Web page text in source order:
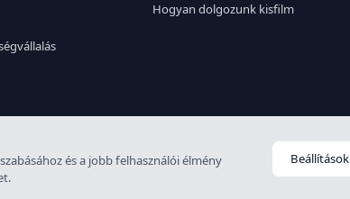
Hogyan dolgozunk kisfilm
5100-478
és a jobb felhasználói élmény
Beállítások